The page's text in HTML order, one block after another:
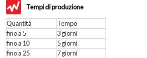
Tempi di produzione
Quantità
Tempo
fino a 5
3 giorni
fino a 10
5 giorni
fino a 25
7 giorni